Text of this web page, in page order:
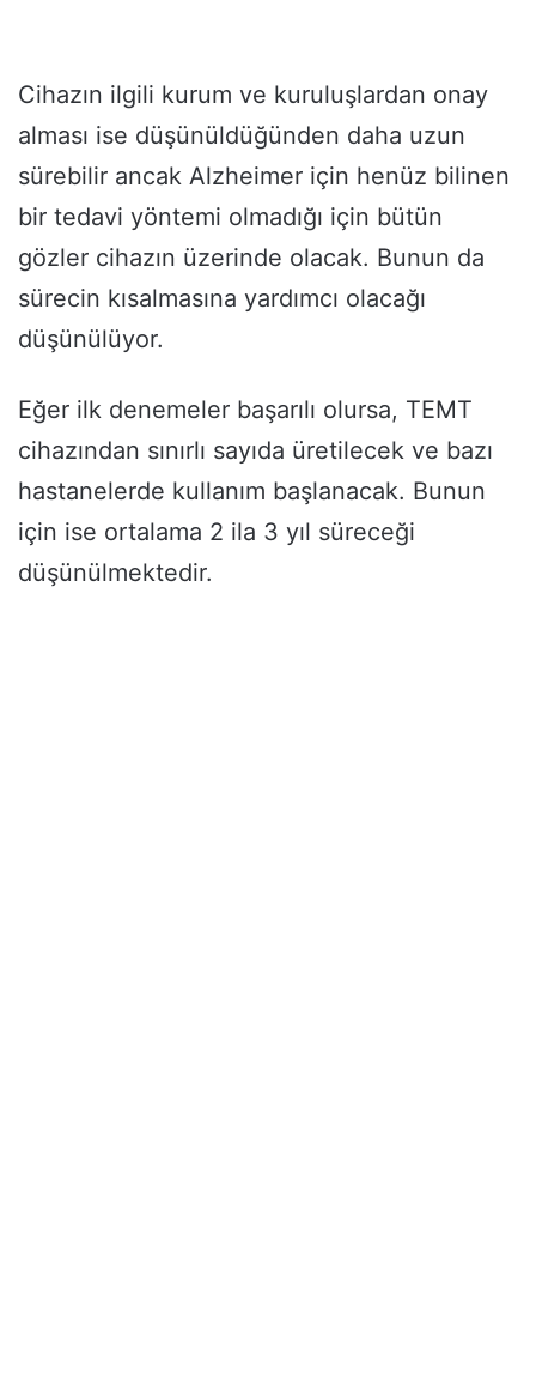
Cihazın ilgili kurum ve kuruluşlardan onay
alması ise düşünüldüğünden daha uzun
sürebilir ancak Alzheimer için henüz bilinen
bir tedavi yöntemi olmadığı için bütün
gözler cihazın üzerinde olacak. Bunun da
sürecin kısalmasına yardımcı olacağı
düşünülüyor.
Eğer ilk denemeler başarılı olursa, TEMT
cihazından sınırlı sayıda üretilecek ve bazı
hastanelerde kullanım başlanacak. Bunun
için ise ortalama 2 ila 3 yıl süreceği
düşünülmektedir.